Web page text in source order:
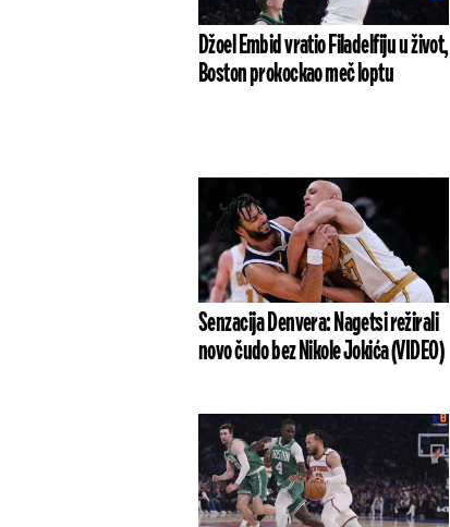
Džoel Embid vratio Filadelfiju u život,
Boston prokockao meč loptu
Senzacija Denvera: Nagetsi režirali
novo čudo bez Nikole Jokića (VIDEO)